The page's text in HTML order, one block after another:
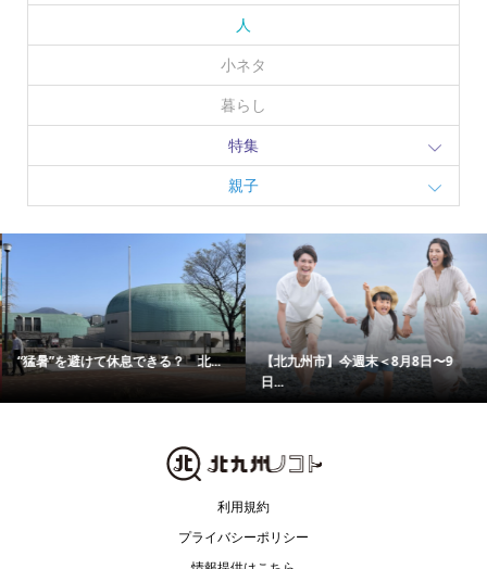
人
小ネタ
暮らし
特集
親子
“猛暑”を避けて休息できる？ 北...
【北九州市】今週末＜8月8日〜9
日...
利用規約
プライバシーポリシー